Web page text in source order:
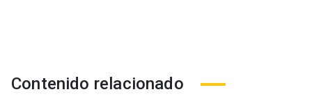
Contenido relacionado